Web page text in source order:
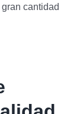
cantidad